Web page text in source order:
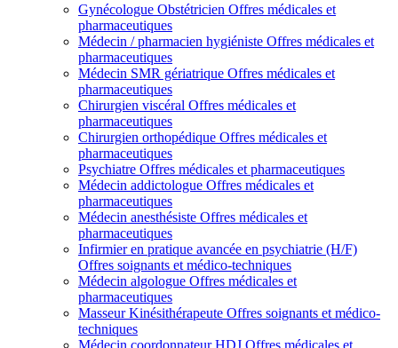
Gynécologue Obstétricien Offres médicales et
pharmaceutiques
Médecin / pharmacien hygiéniste Offres médicales et
pharmaceutiques
Médecin SMR gériatrique Offres médicales et
pharmaceutiques
Chirurgien viscéral Offres médicales et
pharmaceutiques
Chirurgien orthopédique Offres médicales et
pharmaceutiques
Psychiatre Offres médicales et pharmaceutiques
Médecin addictologue Offres médicales et
pharmaceutiques
Médecin anesthésiste Offres médicales et
pharmaceutiques
Infirmier en pratique avancée en psychiatrie (H/F)
Offres soignants et médico-techniques
Médecin algologue Offres médicales et
pharmaceutiques
Masseur Kinésithérapeute Offres soignants et médico-
techniques
Médecin coordonnateur HDJ Offres médicales et